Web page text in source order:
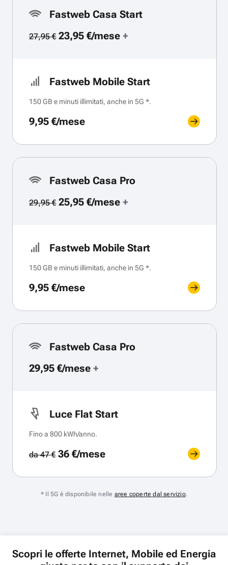
Fastweb Casa Start
27,95 €23,95 €/mese+
Fastweb Mobile Start
150 GB e minuti illimitati, anche in 5G *.
9,95 €/mese
Fastweb Casa Pro
29,95 €25,95 €/mese+
Fastweb Mobile Start
150 GB e minuti illimitati, anche in 5G *.
9,95 €/mese
Fastweb Casa Pro
29,95 €/mese +
Luce Flat Start
Fino a 800 kWh/anno.
da 47 €36 €/mese
* Il 5G è disponibile nelle aree coperte dal servizio.
Scopri le offerte Internet, Mobile ed Energia